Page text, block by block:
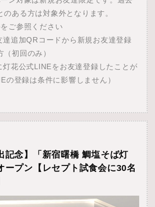
のある方は対象外となります。
ご参照ください
追加QRコード から新規お友達登録
初回のみ）
花公式LINEをお友達登録したことが
の登録は条件に影響しません）
記念】「新宿曙橋 鯛塩そば灯
ープン【レセプト試食会に30名